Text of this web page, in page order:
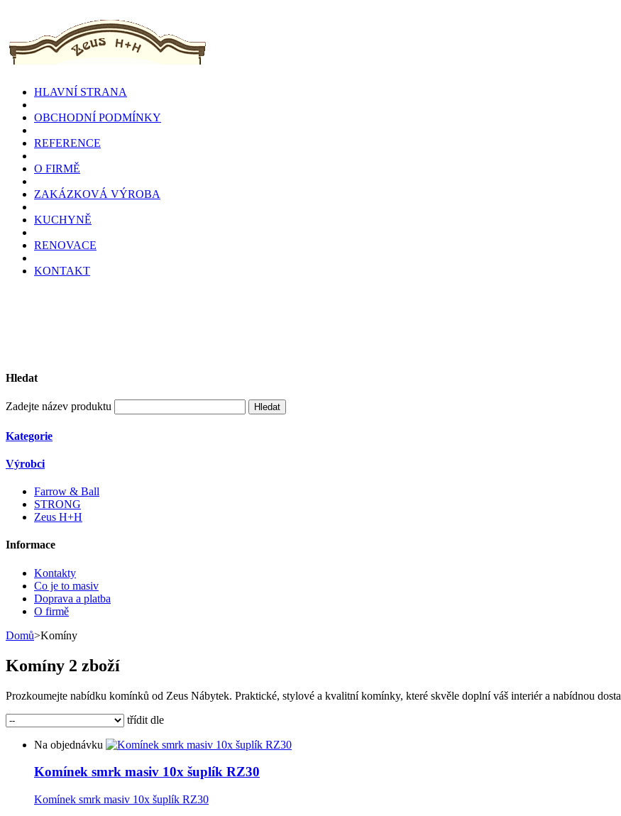
HLAVNÍ STRANA
OBCHODNÍ PODMÍNKY
REFERENCE
O FIRMĚ
ZAKÁZKOVÁ VÝROBA
KUCHYNĚ
RENOVACE
KONTAKT
Hledat
Zadejte název produktu
Kategorie
Výrobci
Farrow & Ball
STRONG
Zeus H+H
Informace
Kontakty
Co je to masiv
Doprava a platba
O firmě
Domů>Komíny
Komíny 2 zboží
Prozkoumejte nabídku komínků od Zeus Nábytek. Praktické, stylové a kvalitní komínky, které skvěle doplní váš interiér a nabídnou
třídit dle
Na objednávku
Komínek smrk masiv 10x šuplík RZ30
Komínek smrk masiv 10x šuplík RZ30